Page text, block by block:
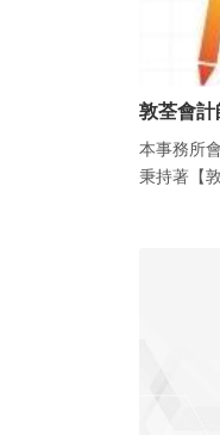
敦荃會
本事務所
秉持著【